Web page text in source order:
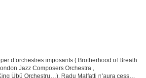
d’orchestres imposants ( Brotherhood of Breath
Jazz Composers Orchestra ,
Übü Orchestru…), Radu Malfatti n’aura cessé